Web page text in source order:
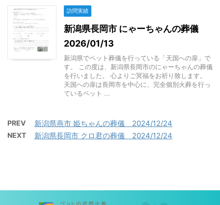
訪問実績
新潟県長岡市 にゃーちゃんの葬儀
2026/01/13
新潟県でペット葬儀を行っている「天国への扉」で
す。 この度は、新潟県長岡市のにゃーちゃんの葬儀
を行いました。 心よりご冥福をお祈り致します。
天国への扉は長岡市を中心に、完全個別火葬を行っ
ているペット ...
PREV 新潟県燕市 姫ちゃんの葬儀 2024/12/24
NEXT 新潟県長岡市 クロ君の葬儀 2024/12/24